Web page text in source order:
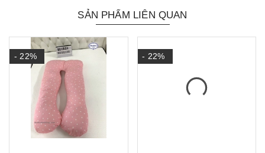
SẢN PHẨM LIÊN QUAN
- 22% - 22%